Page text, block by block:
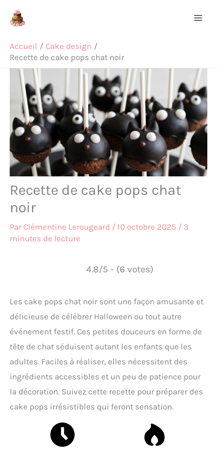
Accueil
Cake design
Recette de cake pops chat noir
Recette de cake pops chat
noir
Par Clémentine Lerougeard / 10 octobre 2025 / 3
minutes de lecture
4.8/5 - (6 votes)
Les cake pops chat noir sont une façon amusante et
délicieuse de célébrer Halloween ou tout autre
événement festif. Ces petites douceurs en forme de
tête de chat séduisent autant les enfants que les
adultes. Faciles à réaliser, elles nécessitent des
ingrédients accessibles et un peu de patience pour
la décoration. Suivez cette recette pour préparer des
cake pops irrésistibles qui feront sensation.
Rechercher